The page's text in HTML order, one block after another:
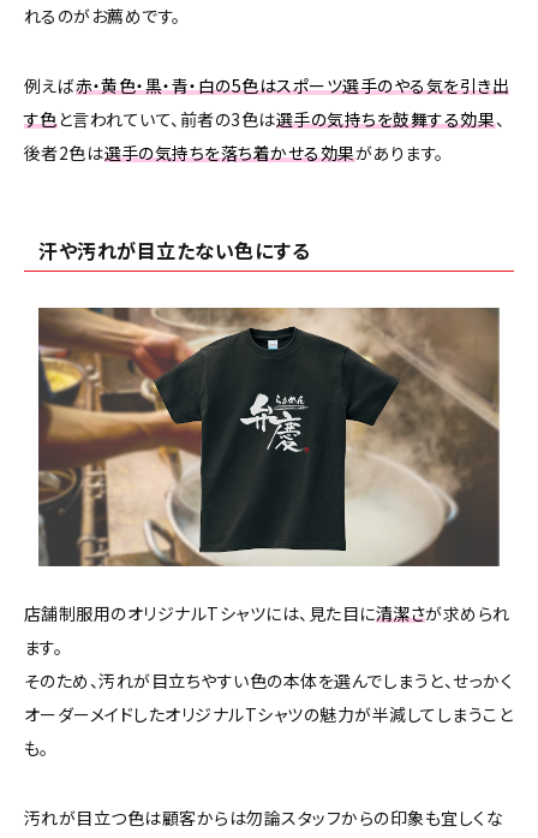
れるのがお薦めです。
例えば赤・黄色・黒・青・白の5色はスポーツ選手のやる気を引き出
す色と言われていて、前者の3色は選手の気持ちを鼓舞する効果、
後者2色は選手の気持ちを落ち着かせる効果があります。
汗や汚れが目立たない色にする
店舗制服用のオリジナルTシャツには、見た目に清潔さが求められ
ます。
そのため、汚れが目立ちやすい色の本体を選んでしまうと、せっかく
オーダーメイドしたオリジナルTシャツの魅力が半減してしまうこと
も。
汚れが目立つ色は顧客からは勿論スタッフからの印象も宜しくな